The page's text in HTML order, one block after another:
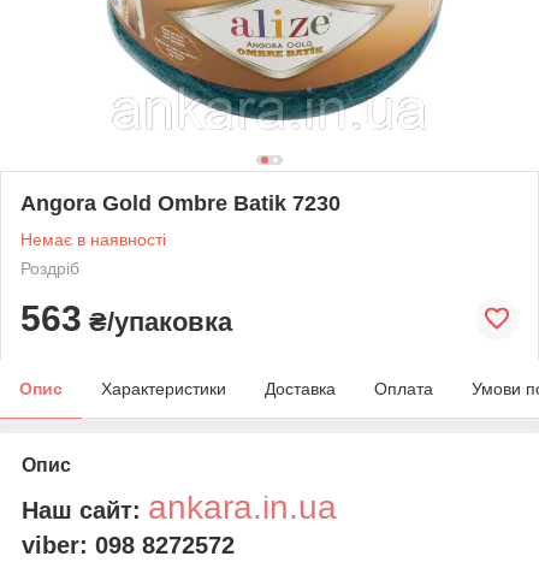
Angora Gold Ombre Batik 7230
Немає в наявності
Роздріб
563 ₴/упаковка
Опис Характеристики Доставка Оплата Умови
Опис
Наш сайт: ankara.in.ua
viber: 098 8272572